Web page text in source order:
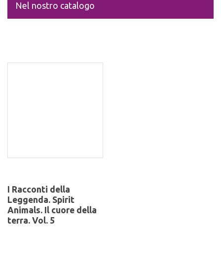
Nel nostro catalogo
I Racconti della
Leggenda. Spirit
Animals. Il cuore della
terra. Vol. 5